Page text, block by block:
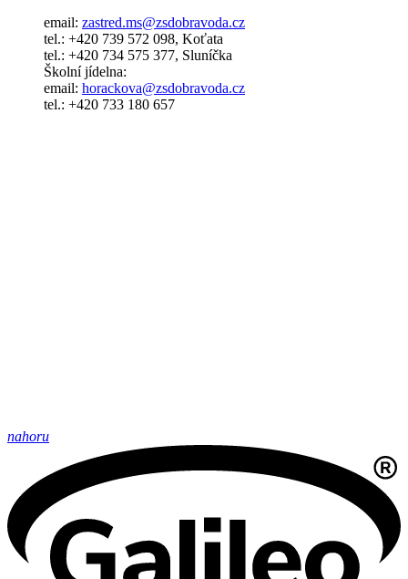
email: zastred.ms@zsdobravoda.cz
tel.: +420 739 572 098, Koťata
tel.: +420 734 575 377, Sluníčka
Školní jídelna:
email: horackova@zsdobravoda.cz
tel.: +420 733 180 657
nahoru